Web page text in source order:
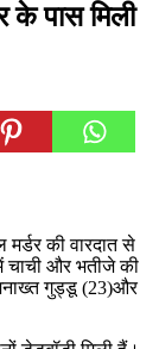
के पास मिली
की वारदात से
चाची और भतीजे की
गुड्डू (23)और